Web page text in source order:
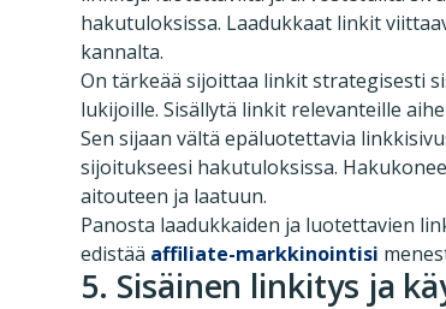
hakutuloksissa. Laadukkaat linkit
kannalta.
On tärkeää sijoittaa linkit strategisesti
lukijoille. Sisällytä linkit relevanteille
Sen sijaan vältä epäluotettavia
sijoitukseesi hakutuloksissa.
aitouteen ja laatuun.
Panosta laadukkaiden ja luotettavien
edistää affiliate-markkinointisi
5. Sisäinen linkitys ja